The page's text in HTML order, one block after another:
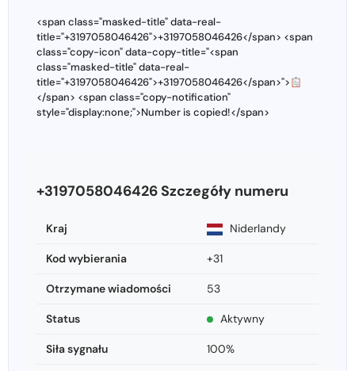
<span class="masked-title" data-real-
title="+3197058046426">+3197058046426</span> <span
class="copy-icon" data-copy-title="<span
class="masked-title" data-real-
title="+3197058046426">+3197058046426</span>">
</span> <span class="copy-notification"
style="display:none;">Number is copied!</span>
+3197058046426 Szczegóły numeru
Kraj Niderlandy
Kod wybierania +31
Otrzymane wiadomości 53
Status Aktywny
Siła sygnału 100%